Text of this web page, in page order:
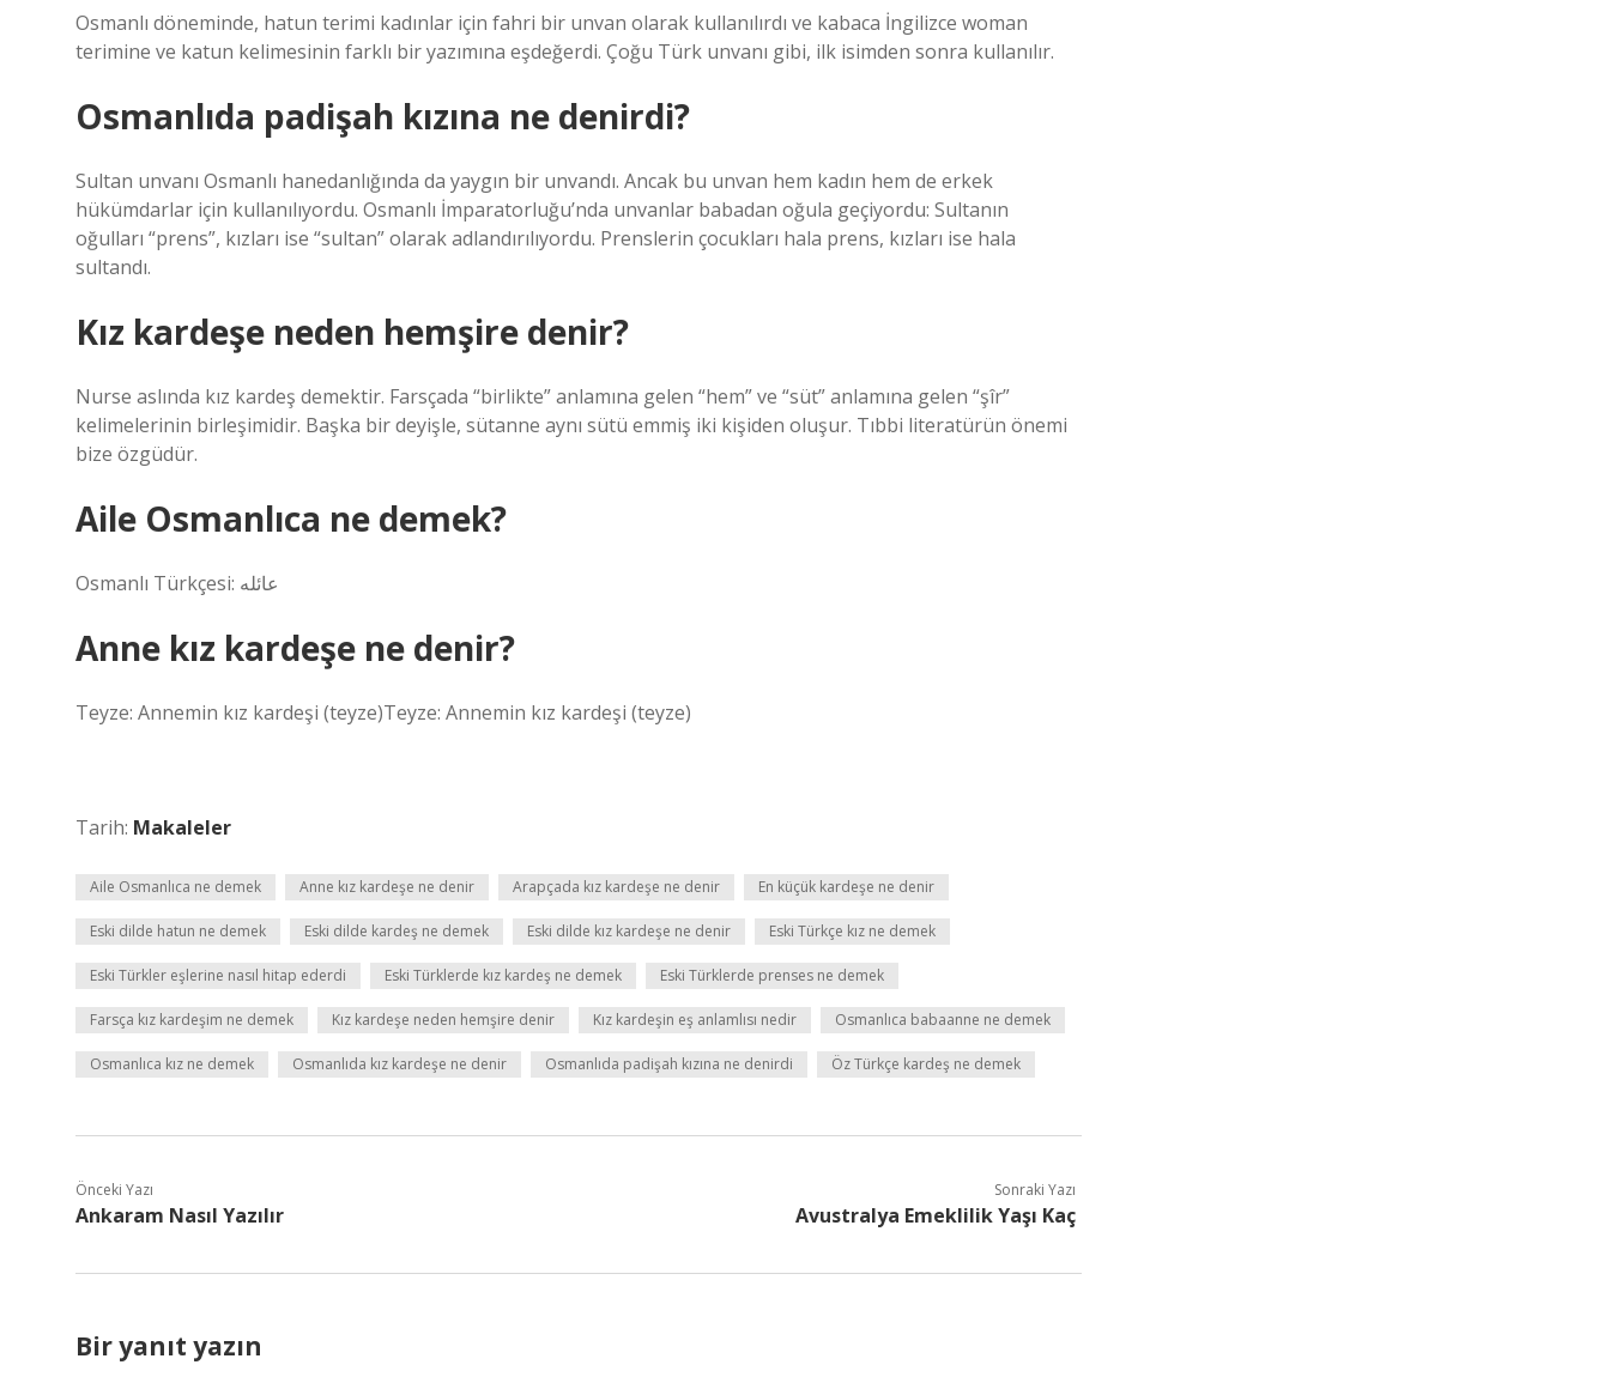
Osmanlı döneminde, hatun terimi kadınlar için fahri bir unvan olarak kullanılırdı ve kabaca İngilizce woman
terimine ve katun kelimesinin farklı bir yazımına eşdeğerdi. Çoğu Türk unvanı gibi, ilk isimden sonra kullanılır.
Osmanlıda padişah kızına ne denirdi?
Sultan unvanı Osmanlı hanedanlığında da yaygın bir unvandı. Ancak bu unvan hem kadın hem de erkek
hükümdarlar için kullanılıyordu. Osmanlı İmparatorluğu’nda unvanlar babadan oğula geçiyordu: Sultanın
oğulları “prens”, kızları ise “sultan” olarak adlandırılıyordu. Prenslerin çocukları hala prens, kızları ise hala
sultandı.
Kız kardeşe neden hemşire denir?
Nurse aslında kız kardeş demektir. Farsçada “birlikte” anlamına gelen “hem” ve “süt” anlamına gelen “şîr”
kelimelerinin birleşimidir. Başka bir deyişle, sütanne aynı sütü emmiş iki kişiden oluşur. Tıbbi literatürün önemi
bize özgüdür.
Aile Osmanlıca ne demek?
Anne kız kardeşe ne denir?
Teyze: Annemin kız kardeşi (teyze)Teyze: Annemin kız kardeşi (teyze)
Tarih: Makaleler
Aile Osmanlıca ne demek Anne kız kardeşe ne denir Arapçada kız kardeşe ne denir En küçük kardeşe ne denir
Eski dilde hatun ne demek Eski dilde kardeş ne demek Eski dilde kız kardeşe ne denir Eski Türkçe kız ne demek
Eski Türkler eşlerine nasıl hitap ederdi Eski Türklerde kız kardeş ne demek Eski Türklerde prenses ne demek
Farsça kız kardeşim ne demek Kız kardeşe neden hemşire denir Kız kardeşin eş anlamlısı nedir Osmanlıca babaanne ne demek
Osmanlıca kız ne demek Osmanlıda kız kardeşe ne denir Osmanlıda padişah kızına ne denirdi Öz Türkçe kardeş ne demek
Önceki Yazı
Ankaram Nasıl Yazılır
Sonraki Yazı
Avustralya Emeklilik Yaşı Kaç
Bir yanıt yazın